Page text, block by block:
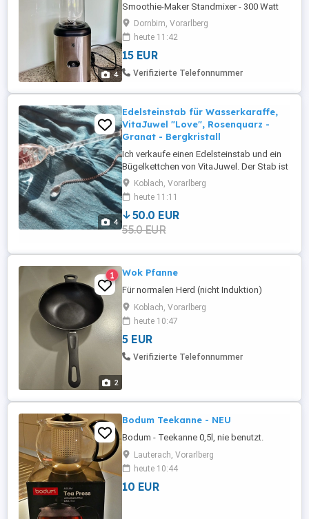
4
Smoothie-Maker Standmixer - 300 Watt
Leistung - 0,6-Liter-Mixbehälter -
hochwertiges 4-flügeliges
Edelstahlmesser - Gehäuse aus
Cromargan Edelstahl - gebraucht,
Trinkdeckel nicht mehr vorhanden
Dornbirn, Vorarlberg
heute 11:42
15 EUR
Verifizierte Telefonnummer
4
Edelsteinstab für Wasserkaraffe,
VitaJuwel "Love", Rosenquarz -
Granat - Bergkristall
Ich verkaufe einen Edelsteinstab und ein
Bügelkettchen von VitaJuwel. Der Stab ist
mit Rosenquarz - Granat - Bergkristall
gefüllt. (Typ "Love") Selbstabholung Die
Karaffe, die auf einem der Bilder zu sehen
ist, wird nicht verkauft. :-) Rechtlicher
Hinweis: Verkauf von privat an privat.
Koblach, Vorarlberg
heute 11:11
50.0 EUR
55.0 EUR
2
1 Wok Pfanne
Für normalen Herd (nicht Induktion)
Koblach, Vorarlberg
heute 10:47
5 EUR
Verifizierte Telefonnummer
Bodum Teekanne - NEU
Bodum - Teekanne 0,5l, nie benutzt.
Lauterach, Vorarlberg
heute 10:44
10 EUR